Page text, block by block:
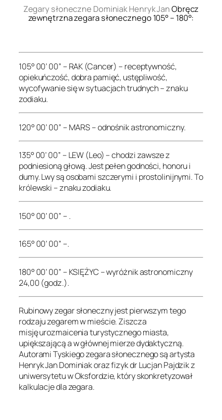
Zegary słoneczne Dominiak Henryk JanObręcz
zewnętrzna zegara słonecznego 105° – 180°:
105° 00’ 00” – RAK (Cancer) – receptywność,
opiekuńczość, dobra pamięć, ustępliwość,
wycofywanie się w sytuacjach trudnych – znaku
zodiaku.
120° 00’ 00” – MARS – odnośnik astronomiczny.
135° 00’ 00” – LEW (Leo) – chodzi zawsze z
podniesioną głową. Jest pełen godności, honoru i
dumy. Lwy są osobami szczerymi i prostolinijnymi. To
królewski – znaku zodiaku.
150° 00’ 00” – .
165° 00’ 00” –.
180° 00’ 00” – KSIĘŻYC – wyróżnik astronomiczny
24,00 (godz.).
Rubinowy zegar słoneczny jest pierwszym tego
rodzaju zegarem w mieście. Ziszcza
misję urozmaicenia turystycznego miasta,
upiększającą a w głównej mierze dydaktyczną.
Autorami Tyskiego zegara słonecznego są artysta
Henryk Jan Dominiak oraz fizyk dr Lucjan Pajdzik z
uniwersytetu w Oksfordzie, który skonkretyzował
kalkulacje dla zegara.